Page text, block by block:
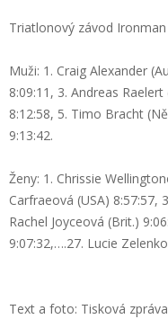
Triatlonový závod
Muži: 1. Craig Alexander
8:09:11, 3. Andreas
8:12:58, 5. Timo Bracht
9:13:42.
Ženy: 1. Chrissie
Carfraeová (USA) 8:57:57,
Rachel Joyceová (Brit.)
9:07:32,….27. Lucie
Text a foto: Tisková zpráva